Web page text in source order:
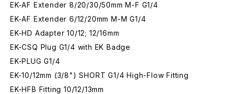
EK-AF Extender 8/20/30/50mm M-F G1/4
EK-AF Extender 6/12/20mm M-M G1/4
EK-HD Adapter 10/12; 12/16mm
EK-CSQ Plug G1/4 with EK Badge
EK-PLUG G1/4
EK-10/12mm (3/8") SHORT G1/4 High-Flow Fitting
EK-HFB Fitting 10/12/13mm